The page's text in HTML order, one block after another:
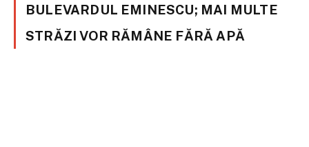
BULEVARDUL EMINESCU; MAI MULTE
STRĂZI VOR RĂMÂNE FĂRĂ APĂ